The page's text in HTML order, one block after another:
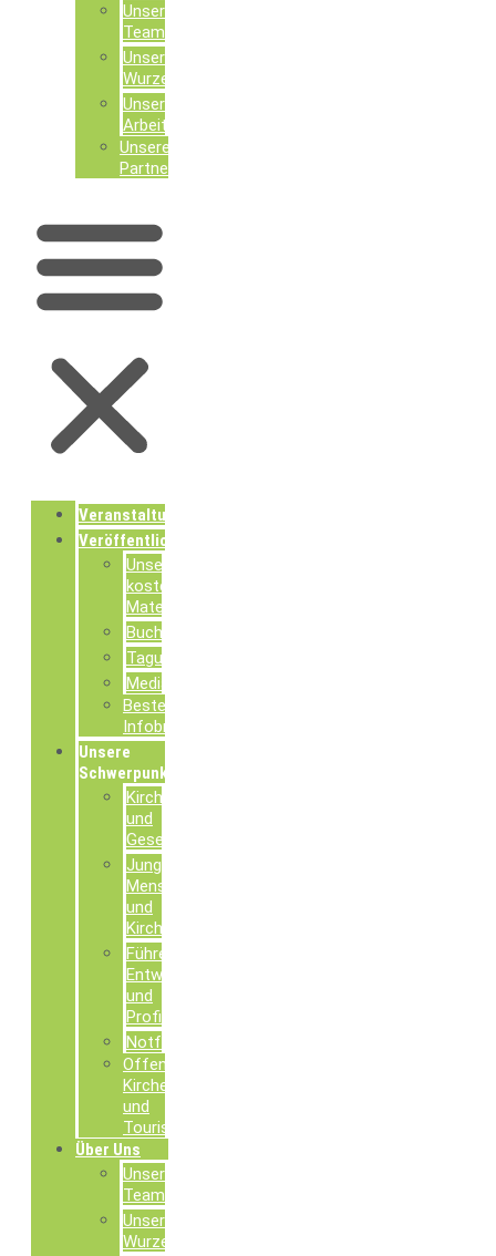
Unser
Team
Unsere
Wurzeln
Unsere
Arbeit
Unsere
Partner
Veranstaltungen
Veröffentlichungen
Unsere
kostenlosen
Materialien
Buchpublikationen
Tagungsdokumentationen
Mediathek
Bestellung
Infobroschüren
Unsere
Schwerpunkte
Kirche
und
Gesellschaft
Junge
Menschen
und
Kirche
Führen,
Entwickeln
und
Profilieren
Notfallseelsorge
Offene
Kirchen
und
Tourismusseelsorge
Über Uns
Unser
Team
Unsere
Wurzeln